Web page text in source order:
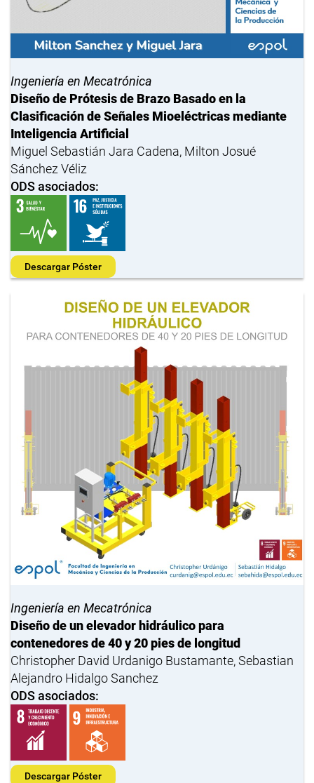
Ingeniería en Mecatrónica
Diseño de Prótesis de Brazo Basado en la
Clasificación de Señales Mioeléctricas mediante
Inteligencia Artificial
Miguel Sebastián Jara Cadena, Milton Josué
Sánchez Véliz
ODS asociados:
Descargar Póster
Ingeniería en Mecatrónica
Diseño de un elevador hidráulico para
contenedores de 40 y 20 pies de longitud
Christopher David Urdanigo Bustamante, Sebastian
Alejandro Hidalgo Sanchez
ODS asociados:
Descargar Póster